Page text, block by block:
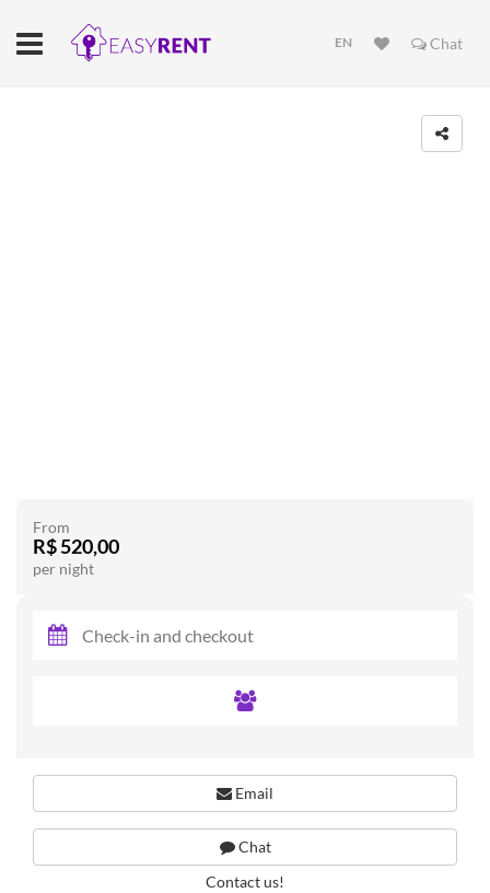
EN Chat
From
R$ 520,00
per night
Email
Chat
Contact us!